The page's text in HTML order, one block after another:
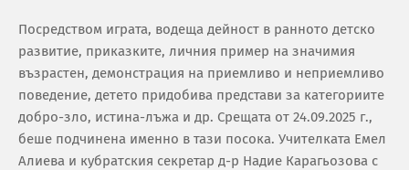
Посредством играта, водеща дейност в ранното детско
развитие, приказките, личния пример на значимия
възрастен, демонстрация на приемливо и неприемливо
поведение, детето придобива представи за категориите
добро-зло, истина-лъжа и др. Срещата от 24.09.2025 г.,
беше подчинена именно в тази посока. Учителката Емел
Алиева и кубратския секретар д-р Надие Карагьозова с